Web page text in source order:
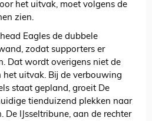
het uitvak, moet volgens de
zien.
Eagles de dubbele
zodat supporters er
Dat wordt overigens niet de
uitvak. Bij de verbouwing
staat gepland, groeit De
tienduizend plekken naar
IJsseltribune, aan de rechter